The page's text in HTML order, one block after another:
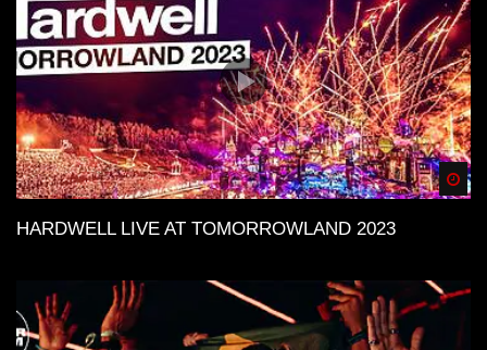
HARDWELL LIVE AT TOMORROWLAND 2023